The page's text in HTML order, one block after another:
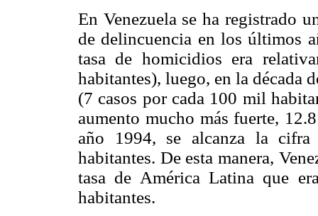
En Venezuela se ha registrado
de delincuencia en los últimos
tasa de homicidios era
habitantes), luego, en la década
(7 casos por cada 100 mil
aumento mucho más fuerte,
año 1994, se alcanza la
habitantes. De esta manera,
tasa de América Latina que
habitantes.